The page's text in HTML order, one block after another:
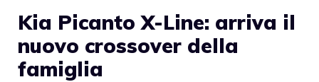
Kia Picanto X-Line: arriva il
nuovo crossover della
famiglia